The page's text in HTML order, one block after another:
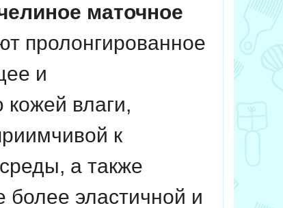
маточное
пролонгированное
и
влаги,
к
а также
эластичной и